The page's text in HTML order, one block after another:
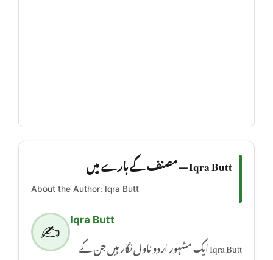
Iqra Butt — مصنف کے بارے میں
About the Author: Iqra Butt
✍️
Iqra Butt
Iqra Butt ایک مشہور اردو ناول نگار ہیں جن کے